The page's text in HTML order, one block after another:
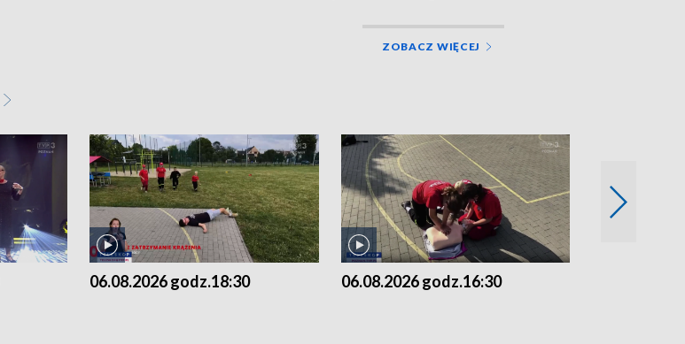
ZOBACZ WIĘCEJ
06.08.2026 godz.18:30 06.08.2026 godz.16:30